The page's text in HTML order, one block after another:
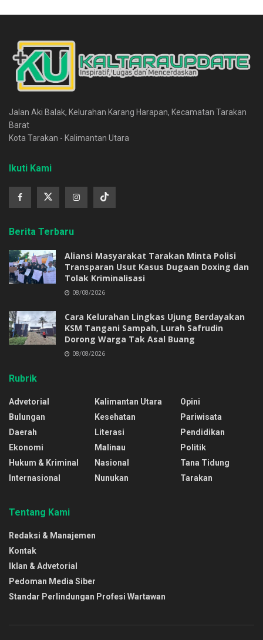
Jalan Aki Balak, Kelurahan Karang Harapan, Kecamatan Tarakan
Barat
Kota Tarakan - Kalimantan Utara
Ikuti Kami
Berita Terbaru
Aliansi Masyarakat Tarakan Minta Polisi
Transparan Usut Kasus Dugaan Doxing dan
Tolak Kriminalisasi
08/08/2026
Cara Kelurahan Lingkas Ujung Berdayakan
KSM Tangani Sampah, Lurah Safrudin
Dorong Warga Tak Asal Buang
08/08/2026
Rubrik
Advetorial
Bulungan
Daerah
Ekonomi
Hukum & Kriminal
Internasional
Kalimantan Utara
Kesehatan
Literasi
Malinau
Nasional
Nunukan
Opini
Pariwisata
Pendidikan
Politik
Tana Tidung
Tarakan
Tentang Kami
Redaksi & Manajemen
Kontak
Iklan & Advetorial
Pedoman Media Siber
Standar Perlindungan Profesi Wartawan